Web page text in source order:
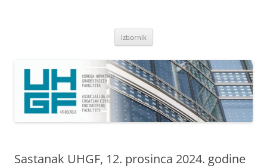
fakulteta
Izbornik
Sastanak UHGF, 12. prosinca 2024. godine